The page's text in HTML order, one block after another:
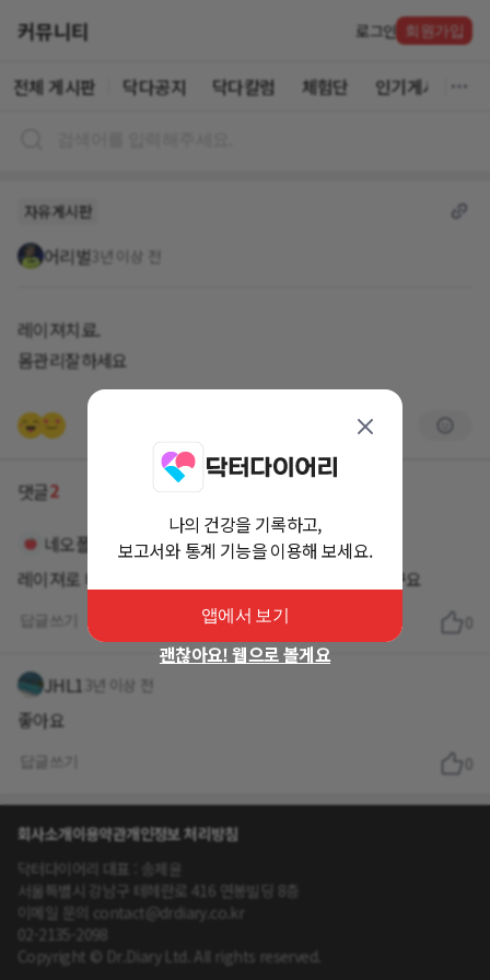
커뮤니티 로그인 회원가입
전체 게시판 닥다공지 닥다칼럼 체험단 인기게시글
자유게시판
어리벌 3년 이상 전
레이져치료.
몸관리잘하세요
댓글2
네오폴리스3년 이상 전
레이져로 비만 치료 했었는데, 아직은 효과가 덜하더라구요
JHL1 3년 이상 전
좋아요
회사소개이용약관개인정보 처리방침
닥터다이어리 대표 : 송제윤
서울특별시 강남구 테헤란로 416 연봉빌딩 8층
이메일 문의 contact@drdiary.co.kr
02-2135-2098
Copyright © Dr.Diary Ltd. All rights reserved.
나의 건강을 기록하고,
보고서와 통계 기능을 이용해 보세요.
앱에서 보기
괜찮아요! 웹으로 볼게요